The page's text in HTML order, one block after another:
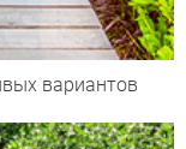
вариантов